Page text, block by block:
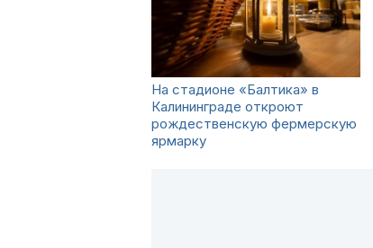
На стадионе «Балтика» в
Калининграде откроют
рождественскую фермерскую
ярмарку